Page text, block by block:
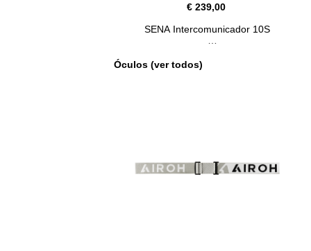
€ 239,00
SENA Intercomunicador 10S
Óculos (ver todos)